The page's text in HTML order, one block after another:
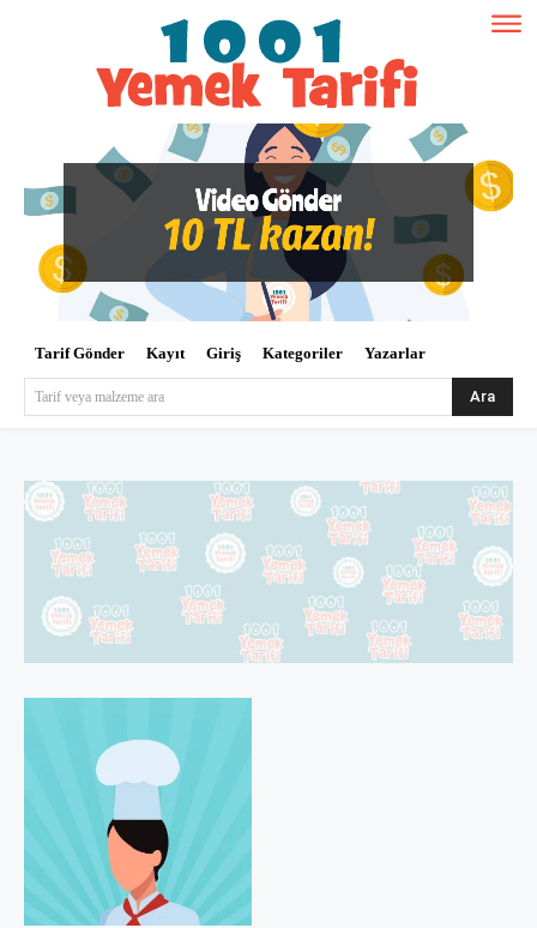
Tarif Gönder Kayıt Giriş Kategoriler Yazarlar
Tarif veya malzeme ara Ara